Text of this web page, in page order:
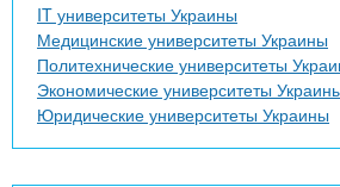
IT университеты Украины
Медицинские университеты Украины
Политехнические университеты
Экономические университеты
Юридические университеты Украины